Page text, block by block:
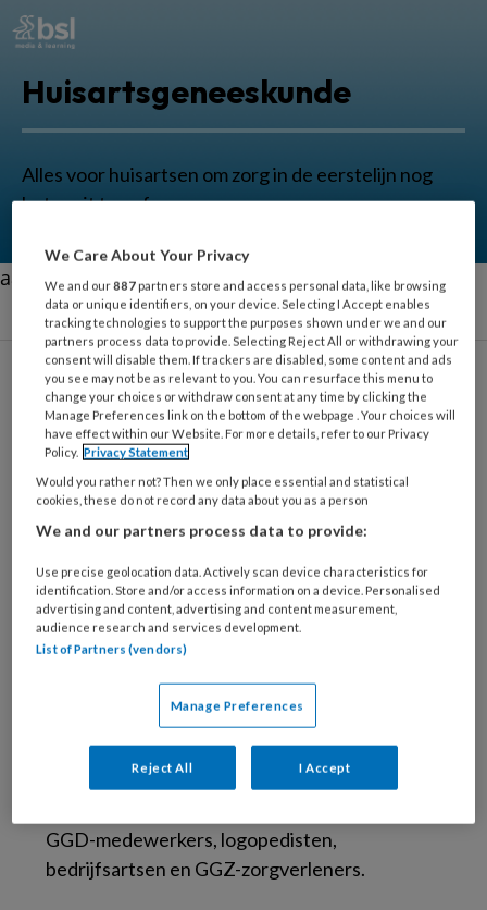
Huisartsgeneeskunde
Alles voor huisartsen om zorg in de eerstelijn nog
beter uit te oefenen.
aa
Cor Hoffer
Cultureel antropoloog en
socioloog
Dr. Cor Hoffer is cultureel antropoloog en
socioloog. Nadat hij zo’n twaalf jaar als
onderzoeker heeft gewerkt en is
gepromoveerd aan de Universiteit Leiden is hij
in de GGZ gaan werken. Van 2002 tot 2014
werkte Cor als trainer en onderzoeker bij GGZ-
organisatie Parnassia Groep. Thans verzorgt
hij als zelfstandige trainingen voor diverse
beroepsgroepen in de gezondheidszorg:
GGD-medewerkers, logopedisten,
bedrijfsartsen en GGZ-zorgverleners.
We Care About Your Privacy
We and our887 partners store and access personal data, like browsing
data or unique identifiers, on your device. Selecting I Accept enables
tracking technologies to support the purposes shown under we and our
partners process data to provide. Selecting Reject All or withdrawing your
consent will disable them. If trackers are disabled, some content and ads
you see may not be as relevant to you. You can resurface this menu to
change your choices or withdraw consent at any time by clicking the
Manage Preferences link on the bottom of the webpage . Your choices will
have effect within our Website. For more details, refer to our Privacy
Policy. Privacy Statement
Would you rather not? Then we only place essential and statistical
cookies, these do not record any data about you as a person
We and our partners process data to provide:
Use precise geolocation data. Actively scan device characteristics for
identification. Store and/or access information on a device. Personalised
advertising and content, advertising and content measurement,
audience research and services development.
List of Partners (vendors)
Manage Preferences
Reject All I Accept